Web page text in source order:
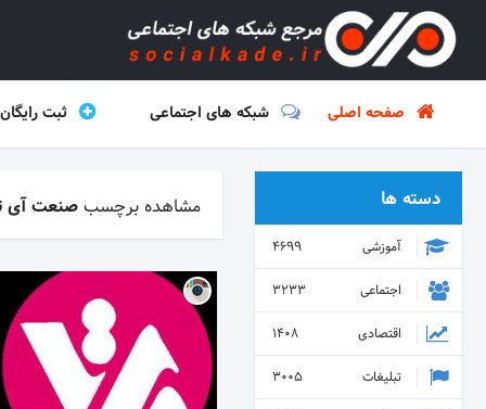
صفحه اصلی شبکه های اجتماعی ثبت
مشاهده برچسب صنعت آی دسته ها
آموزشی
4699
اجتماعی
3233
اقتصادی
1408
تبلیغات
3005